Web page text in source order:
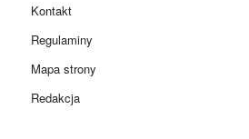
Kontakt
Regulaminy
Mapa strony
Redakcja